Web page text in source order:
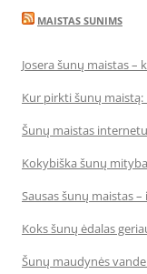
MAISTAS SUNIMS
Josera šunų maistas –
Kur pirkti šunų
Šunų maistas
Kokybiška šunų
Sausas šunų maistas
Koks šunų ėdalas
Šunų maudynės